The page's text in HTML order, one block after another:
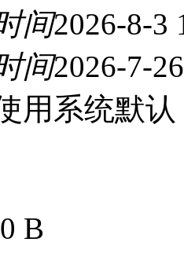
间2026-8-3
间2026-7-
用系统默认
B